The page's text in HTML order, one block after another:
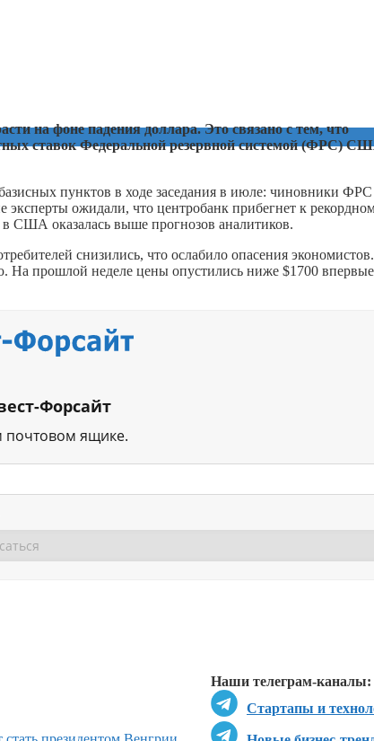
на фоне падения доллара. Это связано с тем, что
ставок Федеральной резервной системой (ФРС)
пунктов в ходе заседания в июле: чиновники ФРС
ожидали, что центробанк прибегнет к
США оказалась выше прогнозов аналитиков.
снизились, что ослабило опасения
На прошлой неделе цены опустились ниже $1700 впервые
Форсайт
почтовом ящике.
Наши телеграм-каналы:
Стартапы и